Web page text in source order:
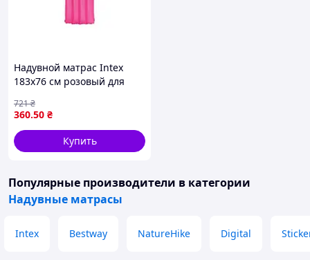
Надувной матрас Intex
183х76 см розовый для
максимальная нагрузка до
75 кг
360.50 ₴
721₴
Купить
Популярные производители в категории
Надувные матрасы
Intex Bestway NatureHike Digital